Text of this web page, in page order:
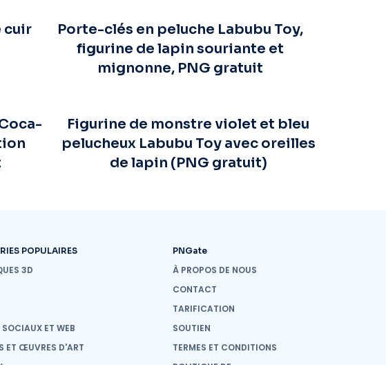
cuir
Porte-clés en peluche Labubu Toy,
figurine de lapin souriante et
mignonne, PNG gratuit
Figurine de monstre violet et bleu
pelucheux Labubu Toy avec oreilles
de lapin (PNG gratuit)
POPULAIRES
3D
SOCIAUX ET WEB
ET ŒUVRES D'ART
PNGate
À PROPOS DE NOUS
CONTACT
TARIFICATION
SOUTIEN
TERMES ET CONDITIONS